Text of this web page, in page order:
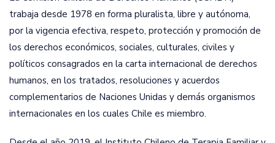
trabaja desde 1978 en forma pluralista, libre y autónoma,
por la vigencia efectiva, respeto, protección y promoción de
los derechos económicos, sociales, culturales, civiles y
políticos consagrados en la carta internacional de derechos
humanos, en los tratados, resoluciones y acuerdos
complementarios de Naciones Unidas y demás organismos
internacionales en los cuales Chile es miembro.